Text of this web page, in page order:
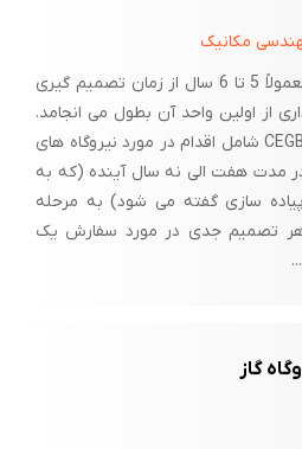
یک بویلر نیروگاهی، شامل قسمتهای
شده است. مهمترین این قسمتها در زیر آمده
که زیر فشار بحرانی کار می‌کند، درام
کننده آمده است و در اینجا نیز به
گرفته می‌شود. بطوری که می‌توان وظایف درام
مورد نیاز در هنگام تغییرات بار
مکانیک
مقدمه ساخت یک نیروگاه معمولاً 5 تا 6 سال از زمان تصمیم گیری
از اولین واحد آن بطول می انجامد.
بنابراین برنامه ریزی سالانه CEGB شامل اقدام در مورد نیروگاه های
مدت هفت الی نه سال آینده (که به
سازی گفته می شود) به مرحله
هر تصمیم جدی در مورد سفارش یک
گاز